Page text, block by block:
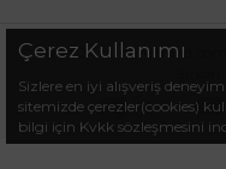
© 2024
Çerez Kullanımı
Sizlere en iyi alışveriş
sitemizde çerezler(cookies)
bilgi için Kvkk sözleşmesini